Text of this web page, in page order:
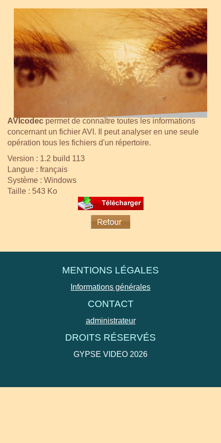
AVIcodec permet de connaître toutes les informations
concernant un fichier AVI. Il peut analyser en une seule
opération tous les fichiers d'un répertoire.
Version : 1.2 build 113
Langue : français
Système : Windows
Taille : 543 Ko
MENTIONS LÉGALES
Informations générales
CONTACT
administrateur
DROITS RÉSERVÉS
GYPSE VIDEO 2026